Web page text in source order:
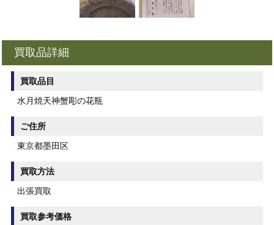
買取品詳細
買取品目
水月焼天神蟹彫の花瓶
ご住所
東京都墨田区
買取方法
出張買取
買取参考価格